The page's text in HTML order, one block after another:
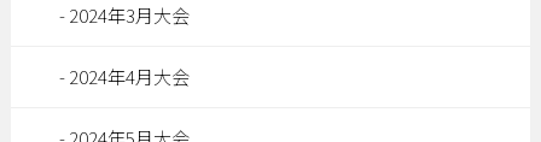
2024年3月大会
2024年4月大会